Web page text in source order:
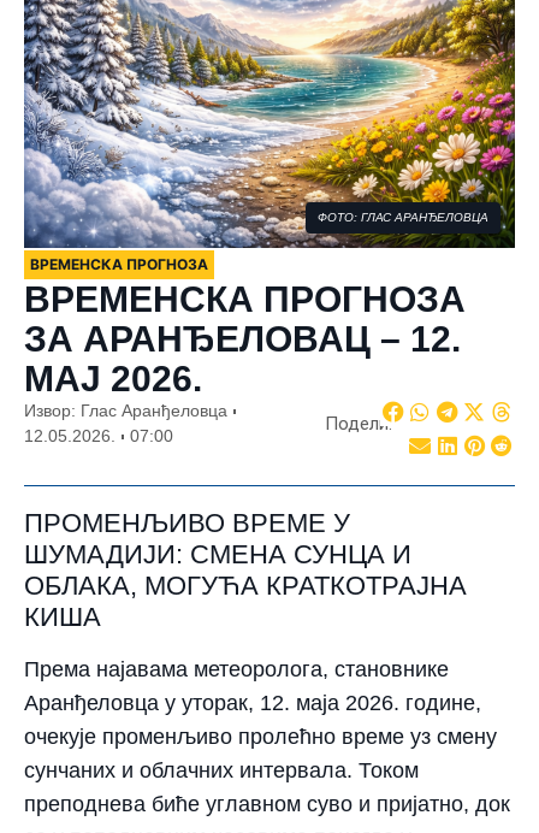
ФОТО: ГЛАС АРАНЂЕЛОВЦА
ВРЕМЕНСКА ПРОГНОЗА
ВРЕМЕНСКА ПРОГНОЗА
ЗА АРАНЂЕЛОВАЦ – 12.
МАЈ 2026.
Извор: Глас Аранђеловца
12.05.2026.
07:00
Подели:
ПРОМЕНЉИВО ВРЕМЕ У
ШУМАДИЈИ: СМЕНА СУНЦА И
ОБЛАКА, МОГУЋА КРАТКОТРАЈНА
КИША
Према најавама метеоролога, становнике
Аранђеловца у уторак, 12. маја 2026. године,
очекује променљиво пролећно време уз смену
сунчаних и облачних интервала. Током
преподнева биће углавном суво и пријатно, док